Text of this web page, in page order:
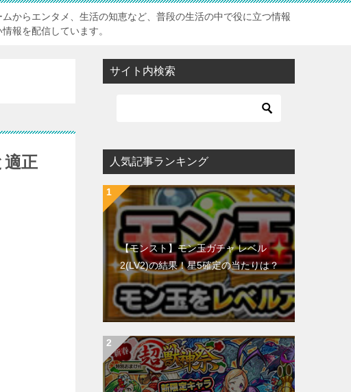
からエンタメ、生活の知恵など、普段の生活の中で役に立つ情報
報を配信しています。
適正
サイト内検索
人気記事ランキング
【モンスト】モン玉ガチャ レベル
2(LV2)の結果！星5確定の当たりは？